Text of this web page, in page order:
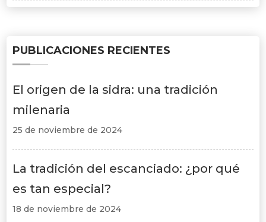
PUBLICACIONES RECIENTES
El origen de la sidra: una tradición
milenaria
25 de noviembre de 2024
La tradición del escanciado: ¿por qué
es tan especial?
18 de noviembre de 2024